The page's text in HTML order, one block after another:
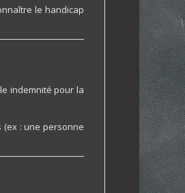
le handicap
indemnité pour la
(ex : une personne